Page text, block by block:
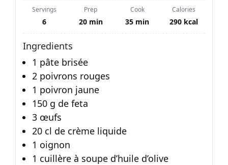
Servings
6
Prep
20 min
Cook
35 min
Calories
290 kcal
Ingredients
1 pâte brisée
2 poivrons rouges
1 poivron jaune
150 g de feta
3 œufs
20 cl de crème liquide
1 oignon
1 cuillère à soupe d’huile d’olive